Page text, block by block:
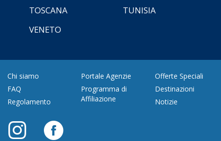
TOSCANA
TUNISIA
VENETO
Chi siamo
FAQ
Regolamento
Portale Agenzie
Programma di
Affiliazione
Offerte Speciali
Destinazioni
Notizie